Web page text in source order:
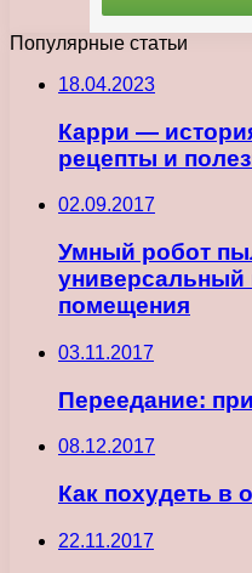
Популярные статьи
18.04.2023
Карри —
рецепты и
02.09.2017
Умный робот
универсальный
помещения
03.11.2017
Переедание:
08.12.2017
Как похудеть в
22.11.2017